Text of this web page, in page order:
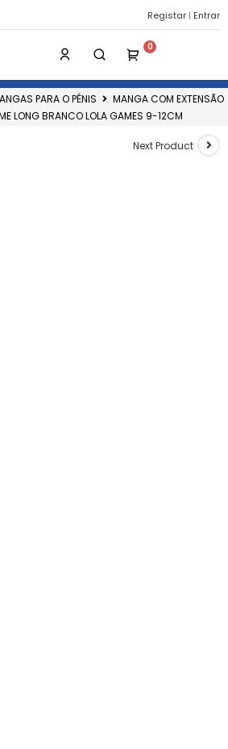
Registar | Entrar
PARA O PÉNIS
MANGA COM EXTENSÃO
LONG BRANCO LOLA GAMES 9-12CM
Next Product